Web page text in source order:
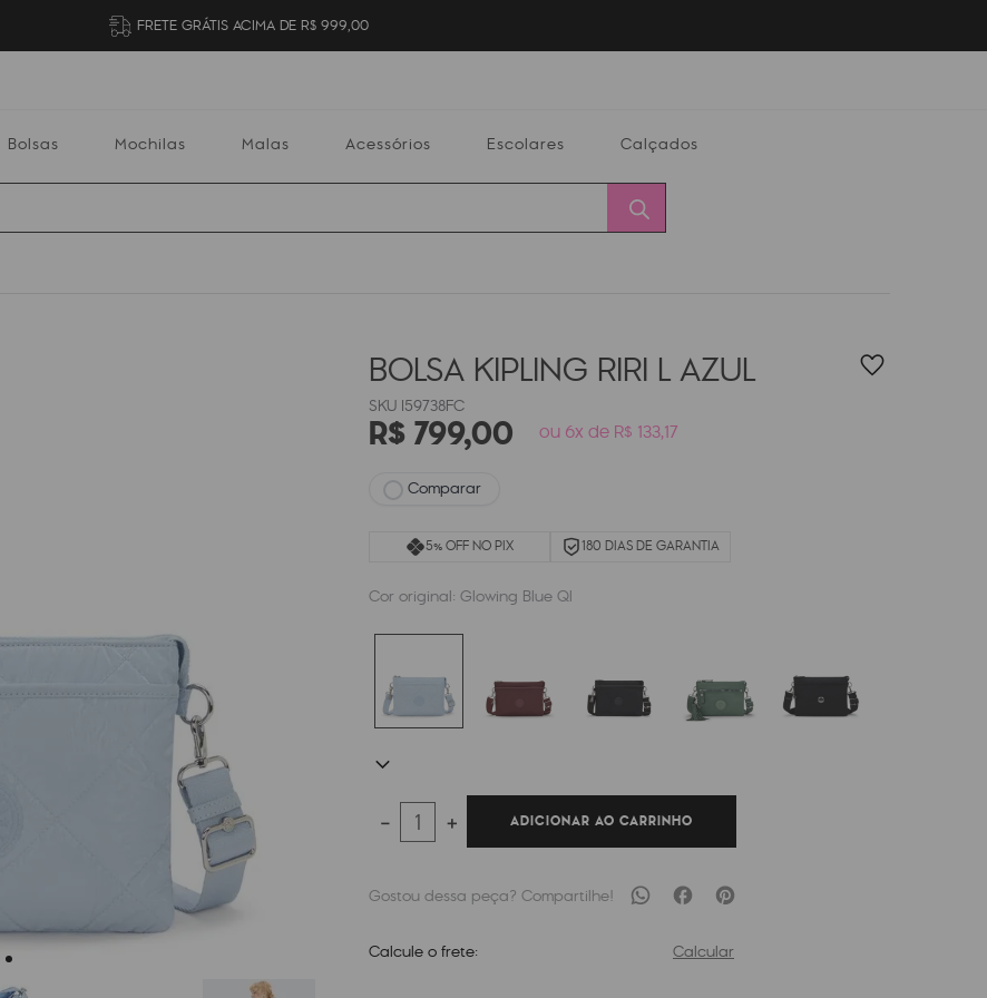
FRETE GRÁTIS ACIMA DE R$ 999,00
Bolsas Mochilas Malas Acessórios Escolares Calçados
BOLSA KIPLING RIRI LAZUL
I59738FC
R$799,00 ou 6x de R$ 133,17
Comparar
5% OFF NO PIX 180 DIAS DE GARANTIA
Cor original: Glowing Blue Ql
＋
－ ADICIONAR AO CARRINHO
Calcule o frete: Calcular